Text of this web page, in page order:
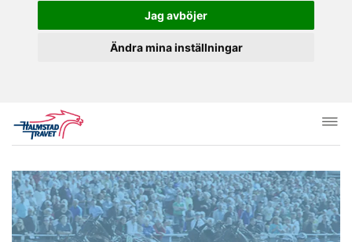
Jag avböjer
Ändra mina inställningar